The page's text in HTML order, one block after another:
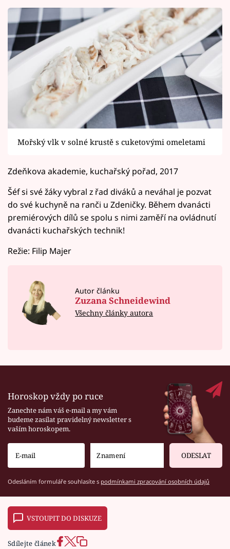
Mořský vlk v solné krustě s cuketovými omeletami
Zdeňkova akademie, kuchařský pořad, 2017
Šéf si své žáky vybral z řad diváků a neváhal je pozvat
do své kuchyně na ranči u Zdeničky. Během dvanácti
premiérových dílů se spolu s nimi zaměří na ovládnutí
dvanácti kuchařských technik!
Režie: Filip Majer
Autor článku
Zuzana Schneidewind
Všechny články autora
Horoskop vždy po ruce
Zanechte nám váš e-mail a my vám
budeme zasílat pravidelný newsletter s
vaším horoskopem.
ODESLAT
Odesláním formuláře souhlasíte s podmínkami zpracování osobních údajů
VSTOUPIT DO DISKUZE
Sdílejte článek